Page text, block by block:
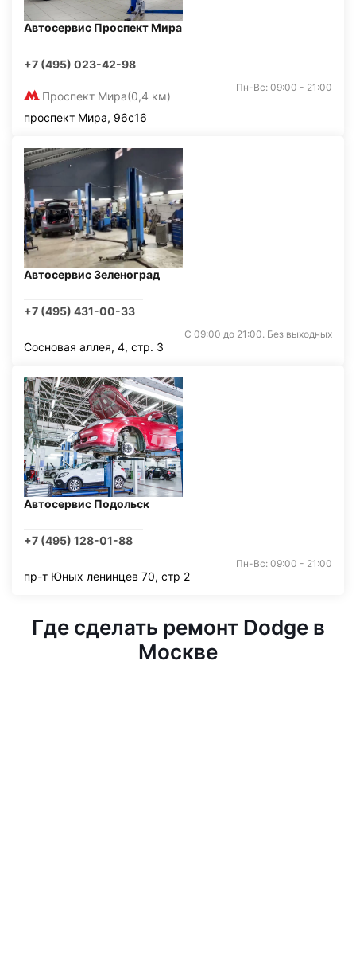
Автосервис Проспект Мира
+7 (495) 023-42-98
Проспект Мира(0,4 км)
Пн-Вс: 09:00 - 21:00
проспект Мира, 96с16
Автосервис Зеленоград
+7 (495) 431-00-33
С 09:00 до 21:00. Без выходных
Сосновая аллея, 4, стр. 3
Автосервис Подольск
+7 (495) 128-01-88
Пн-Вс: 09:00 - 21:00
пр-т Юных ленинцев 70, стр 2
Где сделать ремонт Dodge в
Москве